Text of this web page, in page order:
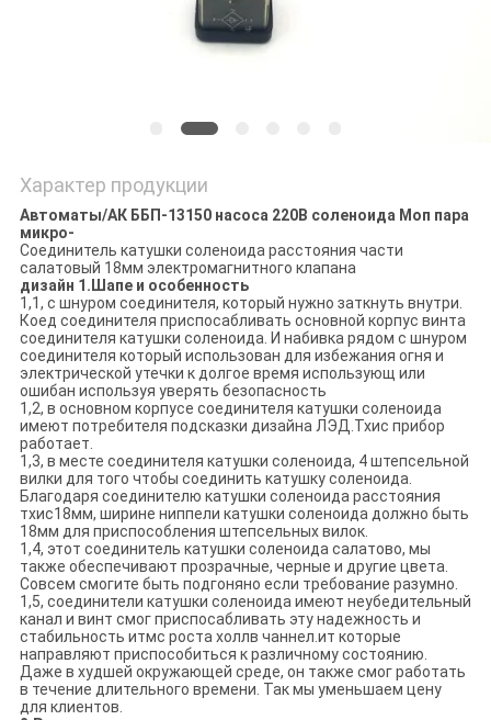
Характер продукции
Автоматы/АК ББП-13150 насоса 220В соленоида Моп пара
микро-
Соединитель катушки соленоида расстояния части
салатовый 18мм электромагнитного клапана
дизайн 1.Шапе и особенность
1,1, с шнуром соединителя, который нужно заткнуть внутри.
Коед соединителя приспосабливать основной корпус винта
соединителя катушки соленоида. И набивка рядом с шнуром
соединителя который использован для избежания огня и
электрической утечки к долгое время использующ или
ошибан используя уверять безопасность
1,2, в основном корпусе соединителя катушки соленоида
имеют потребителя подсказки дизайна ЛЭД.Тхис прибор
работает.
1,3, в месте соединителя катушки соленоида, 4 штепсельной
вилки для того чтобы соединить катушку соленоида.
Благодаря соединителю катушки соленоида расстояния
тхис18мм, ширине ниппели катушки соленоида должно быть
18мм для приспособления штепсельных вилок.
1,4, этот соединитель катушки соленоида салатово, мы
также обеспечивают прозрачные, черные и другие цвета.
Совсем смогите быть подгоняно если требование разумно.
1,5, соединители катушки соленоида имеют неубедительный
канал и винт смог приспосабливать эту надежность и
стабильность итмс роста холлв чаннел.ит которые
направляют приспособиться к различному состоянию.
Даже в худшей окружающей среде, он также смог работать
в течение длительного времени. Так мы уменьшаем цену
для клиентов.